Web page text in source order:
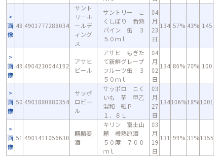
画
像
48 4901777288034
サント
リーホ
ールデ
ィング
ス
サントリー こ
くしぼり 香熟
パイン 缶 ３
５０ｍｌ
04
月
23
日
134 57% 43% 145
画
像
49 4904230044192
アサヒ
ビール
アサヒ もぎた
て新鮮グレープ
フルーツ缶 ３
５０ｍｌ
04
月
02
日
134 86% 70% 100
画
像
50 4901880880354
サッポ
ロビー
ル
サッポロ こく
いも 芋 甲乙
混和 紙Ｐ
１．８Ｌ
03
月
27
日
134106%18%1001
画
像
51 4901411056630
麒麟麦
酒
キリン 富士山
麓 樽熟原酒
５０度 ７００
ｍｌ
03
月
19
日
131 99% 31%1355